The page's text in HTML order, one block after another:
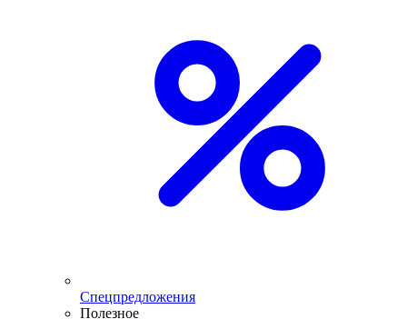
Спецпредложения
Полезное